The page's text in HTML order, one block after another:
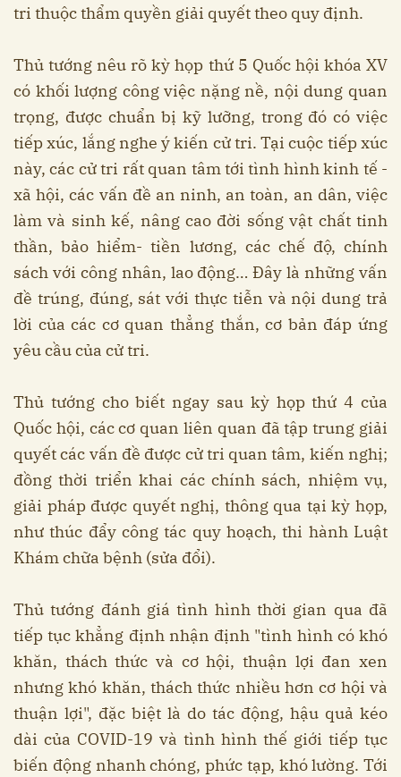
tri thuộc thẩm quyền giải quyết theo quy định.
Thủ tướng nêu rõ kỳ họp thứ 5 Quốc hội khóa XV
có khối lượng công việc nặng nề, nội dung quan
trọng, được chuẩn bị kỹ lưỡng, trong đó có việc
tiếp xúc, lắng nghe ý kiến cử tri. Tại cuộc tiếp xúc
này, các cử tri rất quan tâm tới tình hình kinh tế -
xã hội, các vấn đề an ninh, an toàn, an dân, việc
làm và sinh kế, nâng cao đời sống vật chất tinh
thần, bảo hiểm- tiền lương, các chế độ, chính
sách với công nhân, lao động… Đây là những vấn
đề trúng, đúng, sát với thực tiễn và nội dung trả
lời của các cơ quan thẳng thắn, cơ bản đáp ứng
yêu cầu của cử tri.
Thủ tướng cho biết ngay sau kỳ họp thứ 4 của
Quốc hội, các cơ quan liên quan đã tập trung giải
quyết các vấn đề được cử tri quan tâm, kiến nghị;
đồng thời triển khai các chính sách, nhiệm vụ,
giải pháp được quyết nghị, thông qua tại kỳ họp,
như thúc đẩy công tác quy hoạch, thi hành Luật
Khám chữa bệnh (sửa đổi).
Thủ tướng đánh giá tình hình thời gian qua đã
tiếp tục khẳng định nhận định "tình hình có khó
khăn, thách thức và cơ hội, thuận lợi đan xen
nhưng khó khăn, thách thức nhiều hơn cơ hội và
thuận lợi", đặc biệt là do tác động, hậu quả kéo
dài của COVID-19 và tình hình thế giới tiếp tục
biến động nhanh chóng, phức tạp, khó lường. Tới